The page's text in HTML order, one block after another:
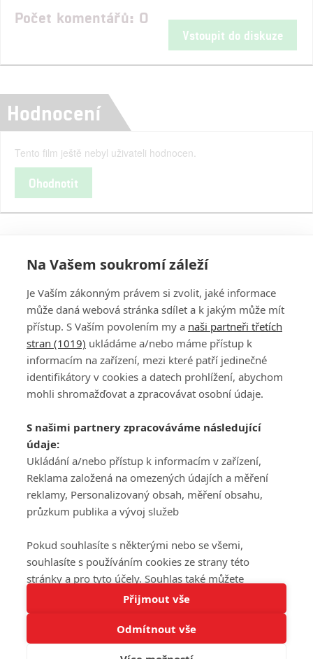
Tato stránka používá soubory cookies.
Rozumím
Počet komentářů: 0
Vstoupit do diskuze
Hodnocení
Tento film ještě nebyl uživateli hodnocen.
Ohodnotit
PŘIHLÁSIT
REGISTROVAT
DISKUZE
Šéfredaktorkou webu jePetr Slavík, e-mailserialy@fandimefilmu.cz
Máte-li zájem o inzerci na našem webu napište nám na e-mail
studio@koncal.com
Ochrana osobních údajů|Zásady používání cookies |Pravidla webu
Upravit nastavení soukromí
© 2016 – 2026 FandimeSerialum.cz / All rights reserved /
Na Vašem soukromí záleží
Je Vaším zákonným právem si zvolit, jaké informace
může daná webová stránka sdílet a k jakým může mít
přístup. S Vaším povolením my a naši partneři třetích
stran (1019) ukládáme a/nebo máme přístup k
informacím na zařízení, mezi které patří jedinečné
identifikátory v cookies a datech prohlížení, abychom
mohli shromažďovat a zpracovávat osobní údaje.
S našimi partnery zpracováváme následující
údaje:
Ukládání a/nebo přístup k informacím v zařízení,
Reklama založená na omezených údajích a měření
reklamy, Personalizovaný obsah, měření obsahu,
průzkum publika a vývoj služeb
Pokud souhlasíte s některými nebo se všemi,
souhlasíte s používáním cookies ze strany této
stránky a pro tyto účely. Souhlas také můžete
odmítnout, ale v takovém případě vám na stránce
nebudou k dispozici některé personalizované funkce.
Vaše volby souhlasu se budou vztahovat pouze na
tuto webovou stránku. Vaše nastavení a odvolání
Přijmout vše
Odmítnout vše